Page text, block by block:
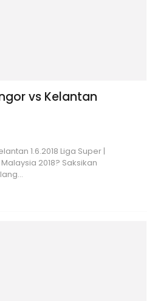
vs Kelantan
1.6.2018 Liga Super |
2018? Saksikan